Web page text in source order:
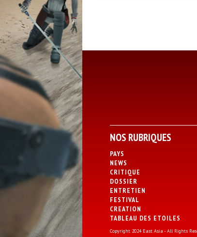
NOS RUBRIQUES
PAYS
NEWS
CRITIQUE
DOSSIER
ENTRETIEN
FESTIVAL
CREATION
TABLEAU DES ETOILES
Copyright 2024 East Asia - All Rights